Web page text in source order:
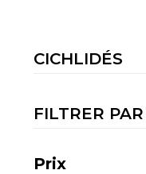
CICHLIDÉS
FILTRER PAR
Prix